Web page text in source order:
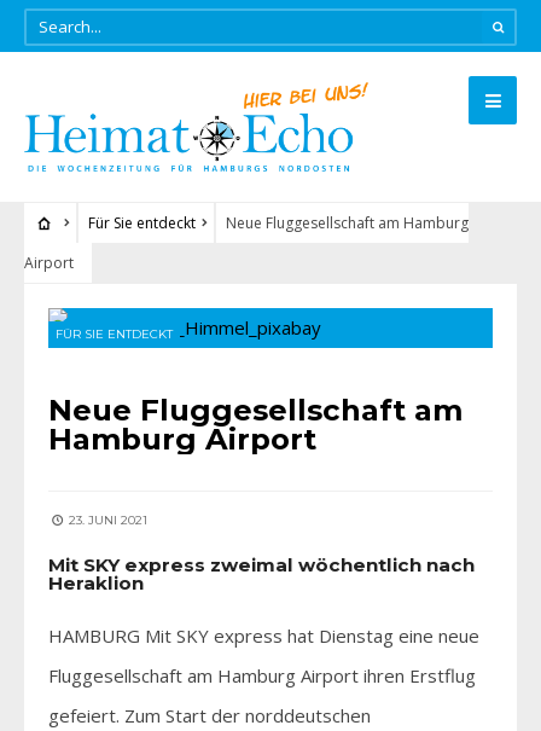
Für Sie entdeckt
Neue Fluggesellschaft am Hamburg
Airport
FÜR SIE ENTDECKT
Neue Fluggesellschaft am
Hamburg Airport
23. JUNI 2021
Mit SKY express zweimal wöchentlich nach
Heraklion
HAMBURG Mit SKY express hat Dienstag eine neue
Fluggesellschaft am Hamburg Airport ihren Erstflug
gefeiert. Zum Start der norddeutschen